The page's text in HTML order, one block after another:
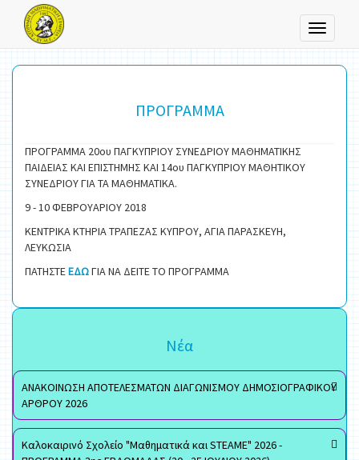
Toggle
ΠΡΟΓΡΑΜΜΑ
ΠΡΟΓΡΑΜΜΑ 20ου ΠΑΓΚΥΠΡΙΟΥ ΣΥΝΕΔΡΙΟΥ ΜΑΘΗΜΑΤΙΚΗΣ
ΠΑΙΔΕΙΑΣ ΚΑΙ ΕΠΙΣΤΗΜΗΣ ΚΑΙ 14ου ΠΑΓΚΥΠΡΙΟΥ ΜΑΘΗΤΙΚΟΥ
ΣΥΝΕΔΡΙΟΥ ΓΙΑ ΤΑ ΜΑΘΗΜΑΤΙΚΑ.
9 - 10 ΦΕΒΡΟΥΑΡΙΟΥ 2018
ΚΕΝΤΡΙΚΑ ΚΤΗΡΙΑ ΤΡΑΠΕΖΑΣ ΚΥΠΡΟΥ, ΑΓΙΑ ΠΑΡΑΣΚΕΥΗ,
ΛΕΥΚΩΣΙΑ
ΠΑΤΗΣΤΕΕΔΩΓΙΑ ΝΑ ΔΕΙΤΕ ΤΟ ΠΡΟΓΡΑΜΜΑ
Νέα
ΑΝΑΚΟΙΝΩΣΗ ΑΠΟΤΕΛΕΣΜΑΤΩΝ ΔΙΑΓΩΝΙΣΜΟΥ ΔΗΜΟΣΙΟΓΡΑΦΙΚΟΥ
ΑΡΘΡΟΥ 2026
Καλοκαιρινό Σχολείο "Μαθηματικά και STEAME" 2026 -